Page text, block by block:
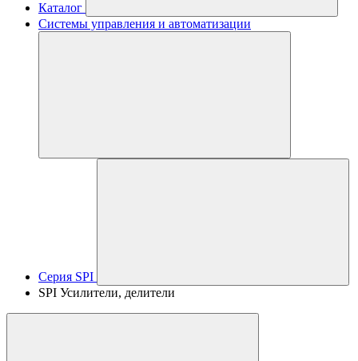
Каталог
Системы управления и автоматизации
Серия SPI
SPI Усилители, делители